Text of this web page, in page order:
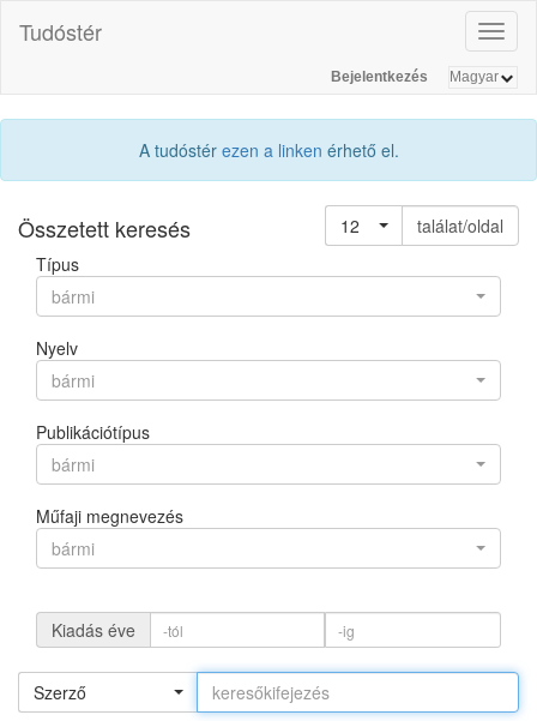
Tudóstér
Bejelentkezés
A tudóstér ezen a linken érhető el.
Összetett keresés 12
találat/oldal
Típus
bármi
Nyelv
bármi
Publikációtípus
bármi
Műfaji megnevezés
bármi
Kiadás éve
Szerző